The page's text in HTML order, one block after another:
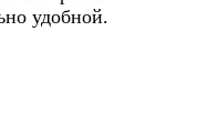
удобной.